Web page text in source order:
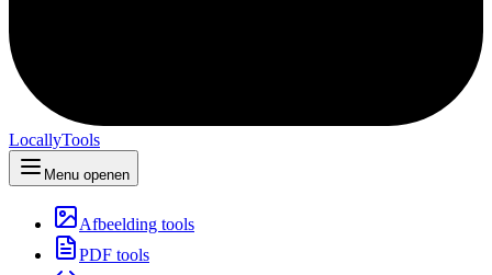
LocallyTools
Menu openen
Afbeelding tools
PDF tools